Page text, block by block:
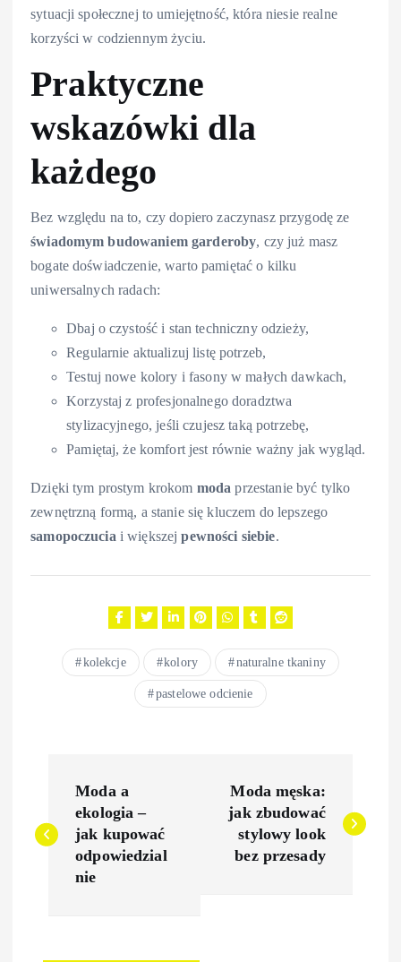
sytuacji społecznej to umiejętność, która niesie realne
korzyści w codziennym życiu.
Praktyczne
wskazówki dla
każdego
Bez względu na to, czy dopiero zaczynasz przygodę ze
świadomym budowaniem garderoby, czy już masz
bogate doświadczenie, warto pamiętać o kilku
uniwersalnych radach:
Dbaj o czystość i stan techniczny odzieży,
Regularnie aktualizuj listę potrzeb,
Testuj nowe kolory i fasony w małych dawkach,
Korzystaj z profesjonalnego doradztwa
stylizacyjnego, jeśli czujesz taką potrzebę,
Pamiętaj, że komfort jest równie ważny jak wygląd.
Dzięki tym prostym krokom moda przestanie być tylko
zewnętrzną formą, a stanie się kluczem do lepszego
samopoczucia i większejpewności siebie.
kolekcje kolory naturalne tkaniny
pastelowe odcienie
a
g
Moda a
ekologia –
jak kupować
odpowiedzial
nie
Moda męska:
jak zbudować
stylowy look
bez przesady